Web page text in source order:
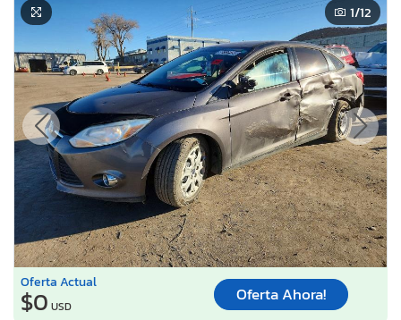
1/12
Oferta Actual
$0 USD
Oferta Ahora!